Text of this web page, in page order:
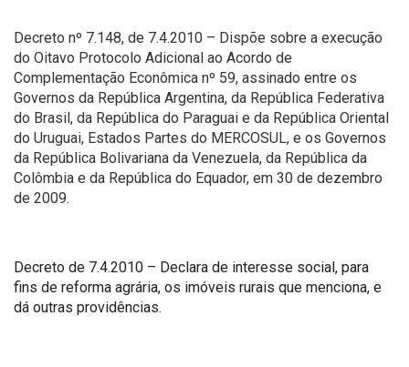
Decreto nº 7.148, de 7.4.2010 – Dispõe sobre a execução
do Oitavo Protocolo Adicional ao Acordo de
Complementação Econômica nº 59, assinado entre os
Governos da República Argentina, da República Federativa
do Brasil, da República do Paraguai e da República Oriental
do Uruguai, Estados Partes do MERCOSUL, e os Governos
da República Bolivariana da Venezuela, da República da
Colômbia e da República do Equador, em 30 de dezembro
de 2009.
Decreto de 7.4.2010 – Declara de interesse social, para
fins de reforma agrária, os imóveis rurais que menciona, e
dá outras providências.